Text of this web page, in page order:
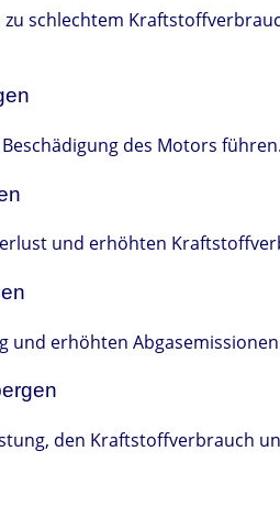
schlechtem
des Motors führen.
und erhöhten
und erhöhten
den Kraftstoffverbrauch